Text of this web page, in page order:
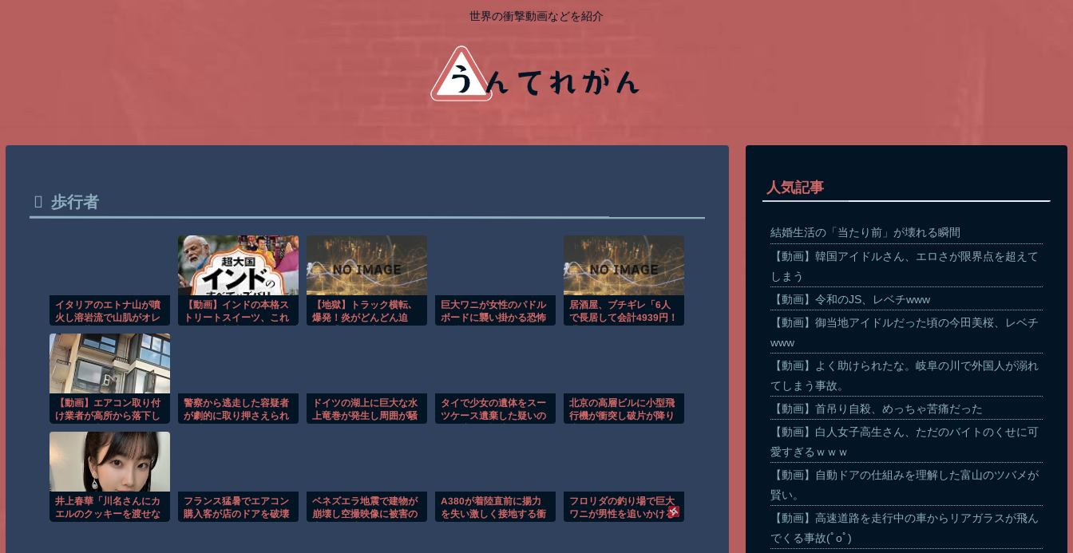
世界の衝撃動画などを紹介
歩行者
イタリアのエトナ山が噴
火し溶岩流で山肌がオレ
【動画】インドの本格ス
トリートスイーツ、これ
【地獄】トラック横転､
爆発！炎がどんどん迫
巨大ワニが女性のパドル
ボードに襲い掛かる恐怖
居酒屋、ブチギレ「6人
で長居して会計4939円！
【動画】エアコン取り付
け業者が高所から落下し
警察から逃走した容疑者
が劇的に取り押さえられ
ドイツの湖上に巨大な水
上竜巻が発生し周囲が騒
タイで少女の遺体をスー
ツケース遺棄した疑いの
北京の高層ビルに小型飛
行機が衝突し破片が降り
井上春華「川名さんにカ
エルのクッキーを渡せな
フランス猛暑でエアコン
購入客が店のドアを破壊
ベネズエラ地震で建物が
崩壊し空撮映像に被害の
A380が着陸直前に揚力
を失い激しく接地する衝
フロリダの釣り場で巨大
ワニが男性を追いかける
人気記事
結婚生活の「当たり前」が壊れる瞬間
【動画】韓国アイドルさん、エロさが限界点を超えて
しまう
【動画】令和のJS、レベチwww
【動画】御当地アイドルだった頃の今田美桜、レベチ
www
【動画】よく助けられたな。岐阜の川で外国人が溺れ
てしまう事故。
【動画】首吊り自殺、めっちゃ苦痛だった
【動画】白人女子高生さん、ただのバイトのくせに可
愛すぎるｗｗｗ
【動画】自動ドアの仕組みを理解した富山のツバメが
賢い。
【動画】高速道路を走行中の車からリアガラスが飛ん
でくる事故(ﾟoﾟ)